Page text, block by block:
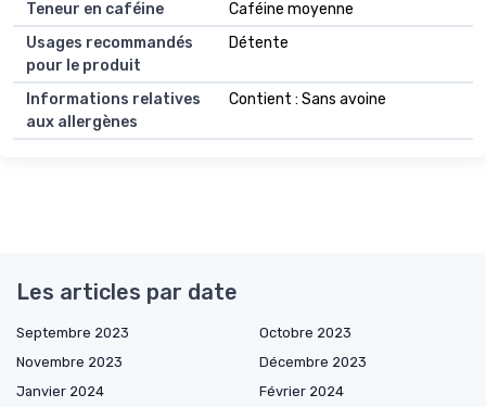
Teneur en caféine
Caféine moyenne
Usages recommandés
pour le produit
Détente
Informations relatives
aux allergènes
Contient : Sans avoine
Les articles par date
Septembre 2023
Octobre 2023
Novembre 2023
Décembre 2023
Janvier 2024
Février 2024